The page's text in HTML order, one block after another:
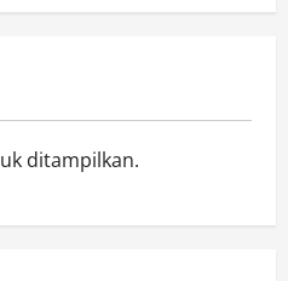
ditampilkan.